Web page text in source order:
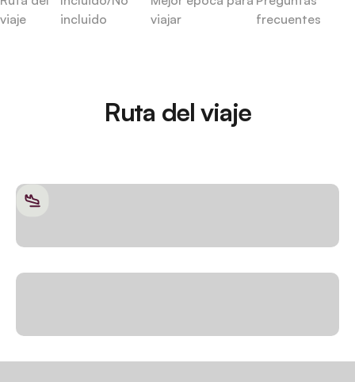
viaje
incluido
viajar
frecuentes
Ruta del viaje